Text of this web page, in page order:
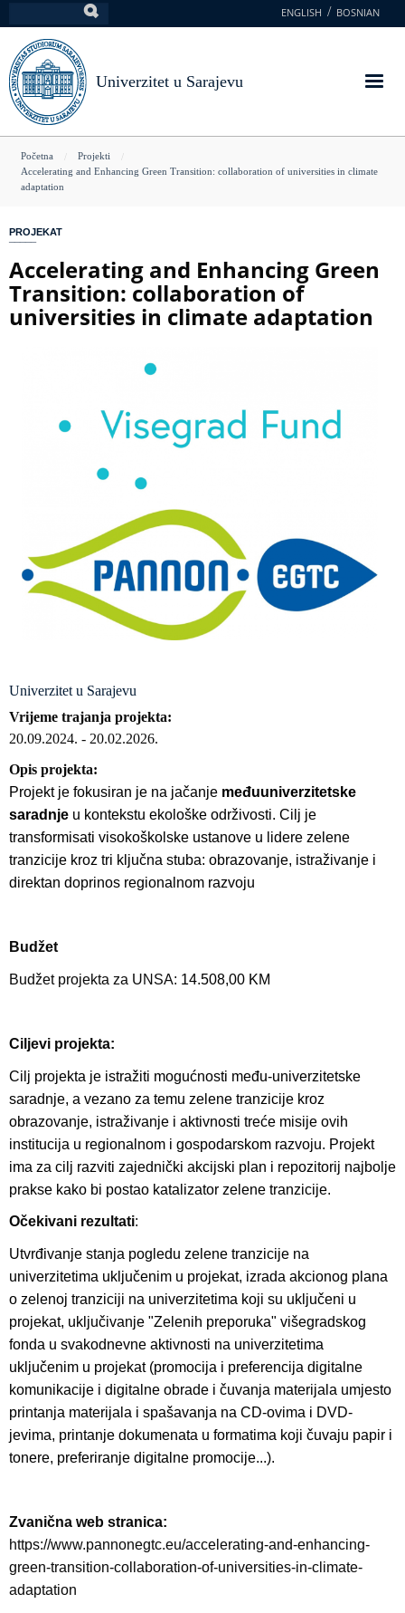
na
glavni
sadržaj
ENGLISH BOSNIAN
Univerzitet u Sarajevu
You
are
Početna
Projekti
Accelerating and Enhancing Green Transition: collaboration of universities in climate
adaptation
PROJEKAT
Accelerating and Enhancing Green
Transition: collaboration of
universities in climate adaptation
Univerzitet u Sarajevu
Vrijeme trajanja projekta
20.09.2024. - 20.02.2026.
Opis projekta
Projekt je fokusiran je na jačanje međuuniverzitetske
saradnje u kontekstu ekološke održivosti. Cilj je
transformisati visokoškolske ustanove u lidere zelene
tranzicije kroz tri ključna stuba: obrazovanje, istraživanje i
direktan doprinos regionalnom razvoju
Budžet
Budžet projekta za UNSA: 14.508,00 KM
Ciljevi projekta:
Cilj projekta je istražiti mogućnosti među-univerzitetske
saradnje, a vezano za temu zelene tranzicije kroz
obrazovanje, istraživanje i aktivnosti treće misije ovih
institucija u regionalnom i gospodarskom razvoju. Projekt
ima za cilj razviti zajednički akcijski plan i repozitorij najbolje
prakse kako bi postao katalizator zelene tranzicije.
Očekivani rezultati:
Utvrđivanje stanja pogledu zelene tranzicije na
univerzitetima uključenim u projekat, izrada akcionog plana
o zelenoj tranziciji na univerzitetima koji su uključeni u
projekat, uključivanje "Zelenih preporuka" višegradskog
fonda u svakodnevne aktivnosti na univerzitetima
uključenim u projekat (promocija i preferencija digitalne
komunikacije i digitalne obrade i čuvanja materijala umjesto
printanja materijala i spašavanja na CD-ovima i DVD-
jevima, printanje dokumenata u formatima koji čuvaju papir i
tonere, preferiranje digitalne promocije...).
Zvanična web stranica:
https://www.pannonegtc.eu/accelerating-and-enhancing-
green-transition-collaboration-of-universities-in-climate-
adaptation